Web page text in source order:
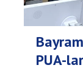
PUA-